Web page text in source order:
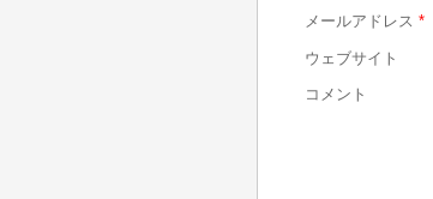
メールアドレス *
ウェブサイト
コメント